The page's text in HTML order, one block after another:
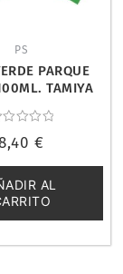
PS
PARQUE
TAMIYA
€
AL